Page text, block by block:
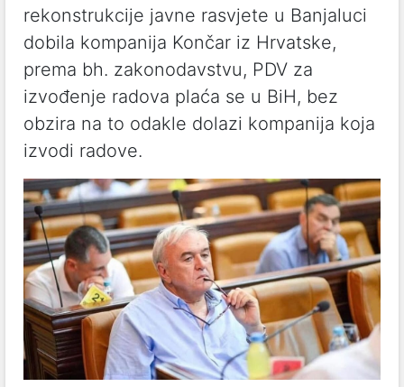
rekonstrukcije javne rasvjete u Banjaluci
dobila kompanija Končar iz Hrvatske,
prema bh. zakonodavstvu, PDV za
izvođenje radova plaća se u BiH, bez
obzira na to odakle dolazi kompanija koja
izvodi radove.